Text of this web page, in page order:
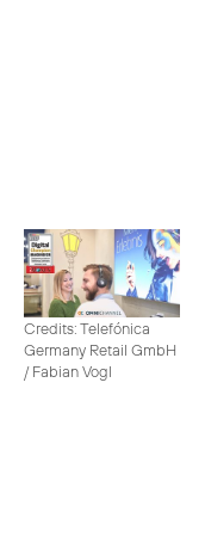
Credits: Telefónica
Germany Retail GmbH
/ Fabian Vogl